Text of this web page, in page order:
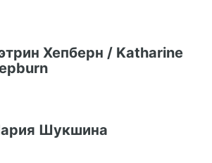
Хепберн / Katharine
Шукшина